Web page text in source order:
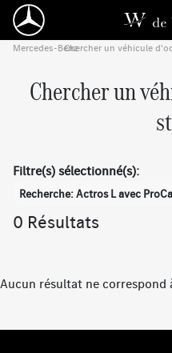
Mercedes-Benz
›
Chercher un véhicule
Chercher un
Filtre(s) sélectionné(s):
Recherche: Actros L avec
0 Résultats
Aucun résultat ne correspond